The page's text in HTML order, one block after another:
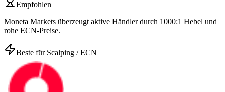
Empfohlen
Moneta Markets überzeugt aktive Händler durch 1000:1 Hebel und
rohe ECN-Preise.
Beste für Scalping / ECN